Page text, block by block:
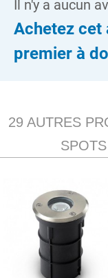
Il n'y a aucun
Achetez cet
premier à
29 AUTRES